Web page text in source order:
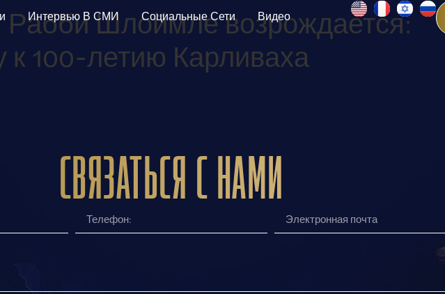
Интервью В СМИ Социальные Сети Видео
Шлоймле возрождается:
к 100-летию Карливаха
Связаться с нами